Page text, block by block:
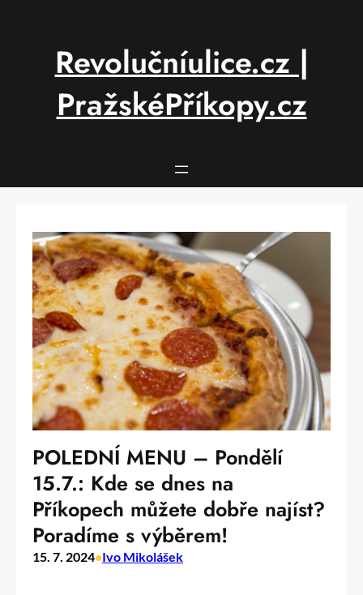
Revolučníulice.cz |
PražskéPříkopy.cz
POLEDNÍ MENU – Pondělí
15.7.: Kde se dnes na
Příkopech můžete dobře najíst?
Poradíme s výběrem!
15. 7. 2024•Ivo Mikolášek